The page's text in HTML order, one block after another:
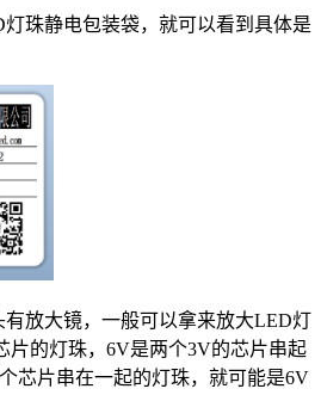
珠静电包装袋，就可以看到具体是
有放大镜，一般可以拿来放大LED灯
片的灯珠，6V是两个3V的芯片串起
芯片串在一起的灯珠，就可能是6V